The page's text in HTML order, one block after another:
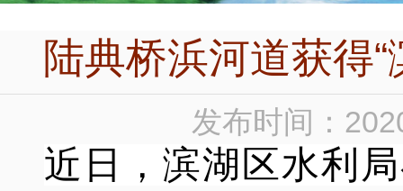
陆典桥浜河道获得
发布时间：
近日，滨湖区水利